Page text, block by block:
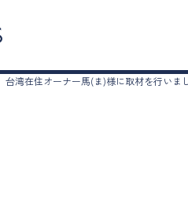
台湾在住オーナー馬(ま)様に取材を行いま